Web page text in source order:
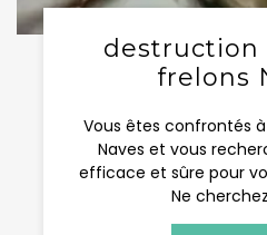
destruction
frelons
Vous êtes confrontés
Naves et vous
efficace et sûre pour
Ne